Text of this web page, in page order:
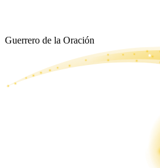
Guerrero de la Oración